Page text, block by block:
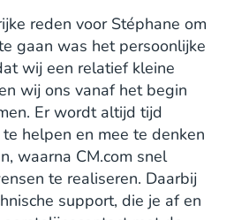
reden voor Stéphane om
gaan was het persoonlijke
wij een relatief kleine
wij ons vanaf het begin
Er wordt altijd tijd
helpen en mee te denken
waarna CM.com snel
te realiseren. Daarbij
support, die je af en